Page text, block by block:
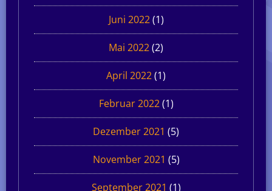
Juni 2022(1)
Mai 2022(2)
April 2022(1)
Februar 2022(1)
Dezember 2021 (5)
November 2021 (5)
September 2021 (1)